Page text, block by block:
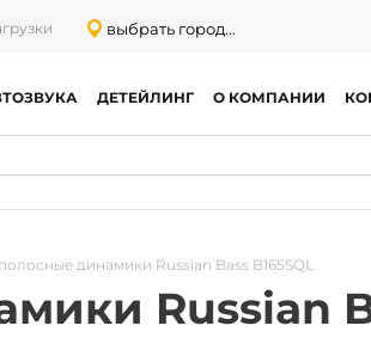
выбрать город...
ДЕТЕЙЛИНГ О КОМПАНИИ
динамики Russian Bass B165SQL
Russian